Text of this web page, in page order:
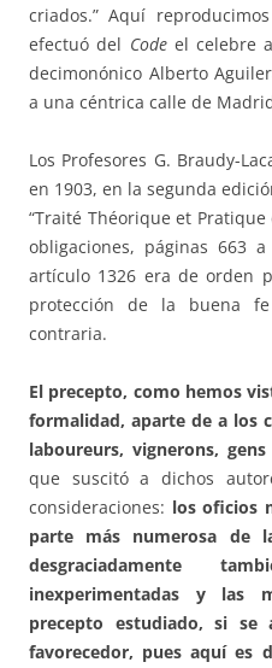
criados.” Aquí
efectuó del Codeel celebre
decimonónico Alberto
a una céntrica calle de
Los Profesores G. Braudy-
en 1903, en la segunda
“Traité Théorique et
obligaciones, páginas 663
artículo 1326 era de orden
protección de la buena
contraria.
El precepto, como hemos
formalidad, aparte de a los
laboureurs, vignerons,
que suscitó a dichos
consideraciones: los oficios
parte más numerosa de
desgraciadamente
inexperimentadas y las
precepto estudiado, si se
favorecedor, pues aquí es